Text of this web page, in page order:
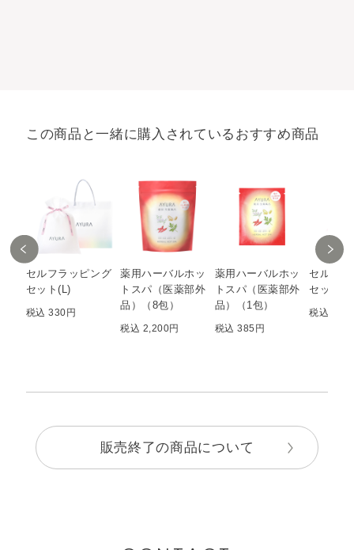
この商品と一緒に購入されているおすすめ商品
セルフラッピング
セット(L)
税込 330円
薬用ハーバルホッ
トスパ（医薬部外
品）（8包）
税込 2,200円
薬用ハーバルホッ
トスパ（医薬部外
品）（1包）
税込 385円
セルフ
セット
税込 220
販売終了の商品について